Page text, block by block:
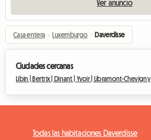
Ver anuncio
Casa entera › Luxemburgo › Daverdisse
Ciudades cercanas
Libin | Bertrix | Dinant | Yvoir | Libramont-Chevigny
Todas las habitaciones Daverdisse